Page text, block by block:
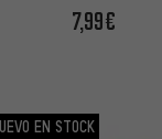
7,99€
EN STOCK